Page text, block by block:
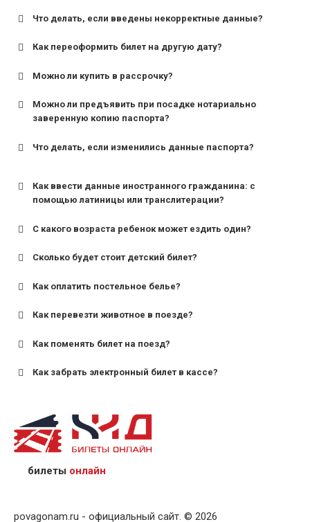
Что делать, если введены некорректные данные?
Как переоформить билет на другую дату?
Можно ли купить в рассрочку?
Можно ли предъявить при посадке нотариально
заверенную копию паспорта?
Что делать, если изменились данные паспорта?
Как ввести данные иностранного гражданина: с
помощью латиницы или транслитерации?
С какого возраста ребенок может ездить один?
для поездов дальнего следования — от 10 лет и
для пригородных поездов — от 7 лет.
Сколько будет стоит детский билет?
Как оплатить постельное белье?
Как перевезти животное в поезде?
Как поменять билет на поезд?
Как забрать электронный билет в кассе?
назвав кассиру 14-значный номер заказа;
предъявив удостоверение личности пассажира, на
кого оформлен билет.
билеты онлайн
povagonam.ru - официальный сайт. © 2026